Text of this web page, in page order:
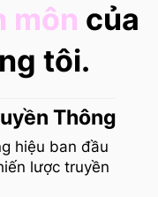
môn của
tôi.
Thông
hiệu ban đầu
lược truyền